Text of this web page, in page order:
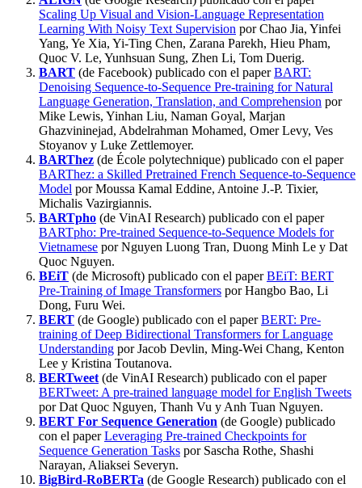
Scaling Up Visual and Vision-Language Representation
Learning With Noisy Text Supervision por Chao Jia, Yinfei
Yang, Ye Xia, Yi-Ting Chen, Zarana Parekh, Hieu Pham,
Quoc V. Le, Yunhsuan Sung, Zhen Li, Tom Duerig.
BART (de Facebook) publicado con el paperBART:
Denoising Sequence-to-Sequence Pre-training for Natural
Language Generation, Translation, and Comprehension por
Mike Lewis, Yinhan Liu, Naman Goyal, Marjan
Ghazvininejad, Abdelrahman Mohamed, Omer Levy, Ves
Stoyanov y Luke Zettlemoyer.
BARThez (de École polytechnique) publicado con el paper
BARThez: a Skilled Pretrained French Sequence-to-Sequence
Model por Moussa Kamal Eddine, Antoine J.-P. Tixier,
Michalis Vazirgiannis.
BARTpho (de VinAI Research) publicado con el paper
BARTpho: Pre-trained Sequence-to-Sequence Models for
Vietnamese por Nguyen Luong Tran, Duong Minh Le y Dat
Quoc Nguyen.
BEiT (de Microsoft) publicado con el paperBEiT: BERT
Pre-Training of Image Transformers por Hangbo Bao, Li
Dong, Furu Wei.
BERT (de Google) publicado con el paperBERT: Pre-
training of Deep Bidirectional Transformers for Language
Understanding por Jacob Devlin, Ming-Wei Chang, Kenton
Lee y Kristina Toutanova.
BERTweet (de VinAI Research) publicado con el paper
BERTweet: A pre-trained language model for English Tweets
por Dat Quoc Nguyen, Thanh Vu y Anh Tuan Nguyen.
BERT For Sequence Generation (de Google) publicado
con el paperLeveraging Pre-trained Checkpoints for
Sequence Generation Tasks por Sascha Rothe, Shashi
Narayan, Aliaksei Severyn.
BigBird-RoBERTa (de Google Research) publicado con el